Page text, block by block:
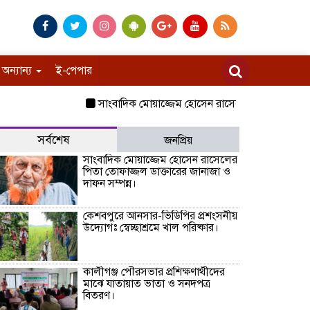
অন্যান্য ই-পেপার
সাংবাদিক মোয়াজ্জেম হোসেন রাসেলের পিতা তোফাজ্জল
সর্বশেষ
জনপ্রিয়
সাংবাদিক মোয়াজ্জেম হোসেন রাসেলের
পিতা তোফাজ্জল ডাক্তারের জানাজা ও
দাফন সম্পন্ন।
কেশবপুরে আনসার-ভিডিপির প্রশংসনীয়
উদ্যোগঃ স্বেচ্ছাশ্রমে খাল পরিষ্কার।
কালীগঞ্জ পৌরসভার প্রশিক্ষণার্থীদের
মাঝে যাতায়াত ভাতা ও সনদপত্র
বিতরণ।